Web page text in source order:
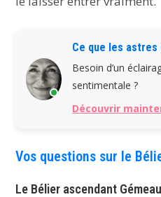
Ce que les
Besoin d’un
sentimentale ?
Découvrir
Vos questions sur le
Le Bélier ascendant